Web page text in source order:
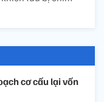
cơ cấu lại vốn